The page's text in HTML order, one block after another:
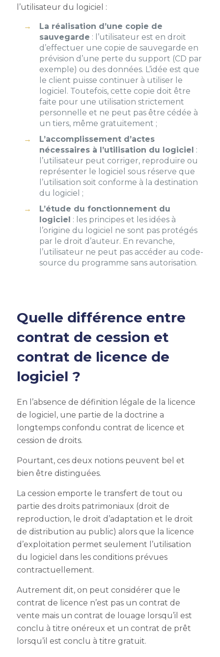
l’utilisateur du logiciel :
La réalisation d’une copie de
sauvegarde : l’utilisateur est en droit
d’effectuer une copie de sauvegarde en
prévision d’une perte du support (CD par
exemple) ou des données. L’idée est que
le client puisse continuer à utiliser le
logiciel. Toutefois, cette copie doit être
faite pour une utilisation strictement
personnelle et ne peut pas être cédée à
un tiers, même gratuitement ;
L’accomplissement d’actes
nécessaires à l’utilisation du logiciel :
l’utilisateur peut corriger, reproduire ou
représenter le logiciel sous réserve que
l’utilisation soit conforme à la destination
du logiciel ;
L’étude du fonctionnement du
logiciel : les principes et les idées à
l’origine du logiciel ne sont pas protégés
par le droit d’auteur. En revanche,
l’utilisateur ne peut pas accéder au code-
source du programme sans autorisation.
Quelle différence entre
contrat de cession et
contrat de licence de
logiciel ?
En l’absence de définition légale de la licence
de logiciel, une partie de la doctrine a
longtemps confondu contrat de licence et
cession de droits.
Pourtant, ces deux notions peuvent bel et
bien être distinguées.
La cession emporte le transfert de tout ou
partie des droits patrimoniaux (droit de
reproduction, le droit d’adaptation et le droit
de distribution au public) alors que la licence
d’exploitation permet seulement l’utilisation
du logiciel dans les conditions prévues
contractuellement.
Autrement dit, on peut considérer que le
contrat de licence n’est pas un contrat de
vente mais un contrat de louage lorsqu’il est
conclu à titre onéreux et un contrat de prêt
lorsqu’il est conclu à titre gratuit.